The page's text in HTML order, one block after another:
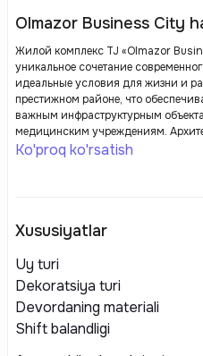
Olmazor Business City
Жилой комплекс TJ «Olmazor
уникальное сочетание
идеальные условия для жизни и
престижном районе, что
важным инфраструктурным
медицинским учреждениям.
акцентом на функциональность и
Ko'proq ko'rsatish
Xususiyatlar
Uy turi
Dekoratsiya turi
Devordaning materiali
Shift balandligi